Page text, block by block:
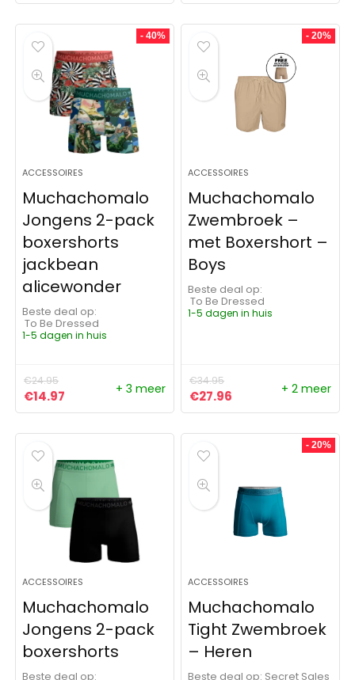
- 40%
ACCESSOIRES
Muchachomalo
Jongens 2-pack
boxershorts
jackbean
alicewonder
Beste deal op:
To Be Dressed
1-5 dagen in huis
€24.95
Oorspronkelijke prijs was: €24.95.
€14.97 Huidige prijs is: €14.97.
+ 3 meer
- 20%
ACCESSOIRES
Muchachomalo
Zwembroek –
met Boxershort –
Boys
Beste deal op:
To Be Dressed
1-5 dagen in huis
€34.95
Oorspronkelijke prijs
€27.96 Huidige prijs is:
+ 2 meer
ACCESSOIRES
Muchachomalo
Jongens 2-pack
boxershorts
Beste deal op:
- 20%
ACCESSOIRES
Muchachomalo
Tight Zwembroek
– Heren
Beste deal op:
Secret Sales